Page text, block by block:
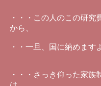
・・・この人のこの研究
から、
・・一旦、国に納めます
・・・さっき仰った家族